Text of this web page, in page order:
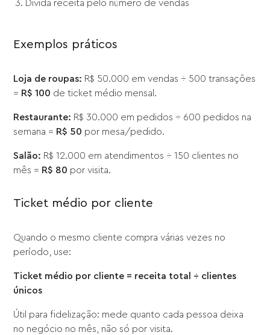
Divida receita pelo número de vendas
Exemplos práticos
Loja de roupas: R$ 50.000 em vendas ÷ 500 transações
= R$ 100 de ticket médio mensal.
Restaurante: R$ 30.000 em pedidos ÷ 600 pedidos na
semana = R$ 50 por mesa/pedido.
Salão: R$ 12.000 em atendimentos ÷ 150 clientes no
mês = R$ 80 por visita.
Ticket médio por cliente
Quando o mesmo cliente compra várias vezes no
período, use:
Ticket médio por cliente = receita total ÷ clientes
únicos
Útil para fidelização: mede quanto cada pessoa deixa
no negócio no mês, não só por visita.